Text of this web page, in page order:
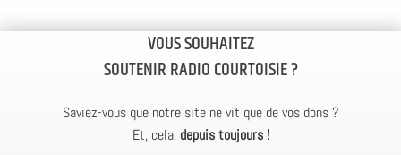
VOUS SOUHAITEZ
SOUTENIR RADIO COURTOISIE ?
Saviez-vous que notre site ne vit que de vos dons ?
Et, cela, depuis toujours !